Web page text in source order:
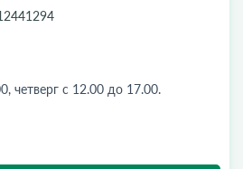
четверг с 12.00 до 17.00.